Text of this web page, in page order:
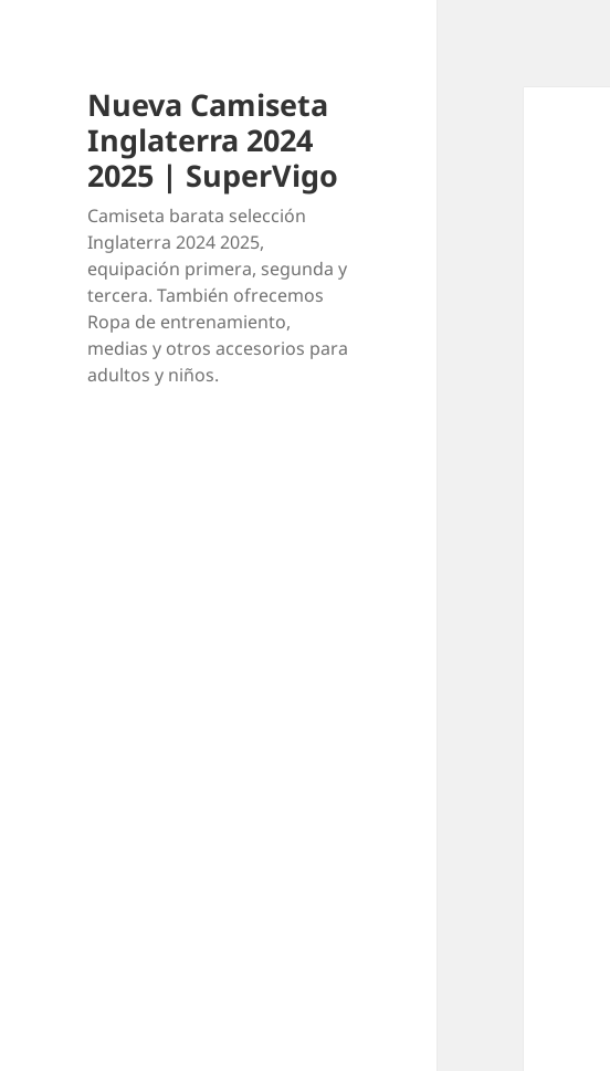
Nueva Camiseta
Inglaterra 2024
2025 | SuperVigo
Camiseta barata selección
Inglaterra 2024 2025,
equipación primera, segunda y
tercera. También ofrecemos
Ropa de entrenamiento,
medias y otros accesorios para
adultos y niños.